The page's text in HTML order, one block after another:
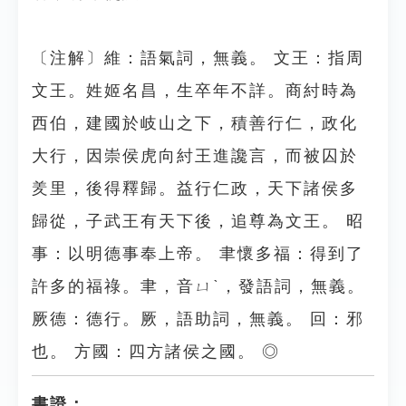
〔注解〕維：語氣詞，無義。 文王：指周
文王。姓姬名昌，生卒年不詳。商紂時為
西伯，建國於岐山之下，積善行仁，政化
大行，因崇侯虎向紂王進讒言，而被囚於
羑里，後得釋歸。益行仁政，天下諸侯多
歸從，子武王有天下後，追尊為文王。 昭
事：以明德事奉上帝。 聿懷多福：得到了
許多的福祿。聿，音ㄩˋ，發語詞，無義。
厥德：德行。厥，語助詞，無義。 回：邪
也。 方國：四方諸侯之國。 ◎